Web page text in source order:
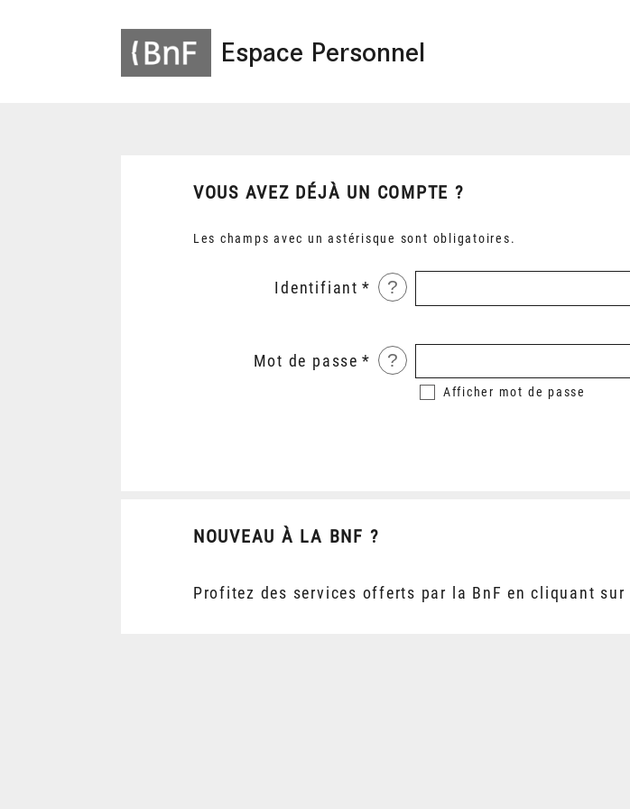
Espace Personnel
VOUS AVEZ DÉJÀ UN COMPTE ?
Les champs avec un astérisque sont obligatoires.
Identifiant ?
Mot de passe ?
Afficher mot de passe
NOUVEAU À LA BNF ?
Profitez des services offerts par la BnF en cliquant sur